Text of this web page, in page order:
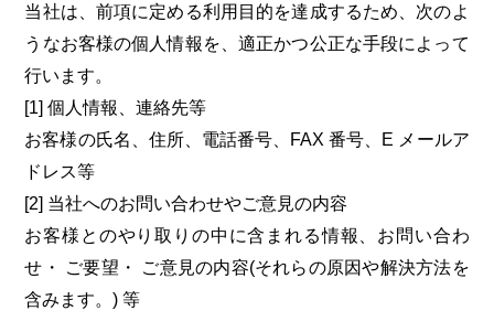
当社は、前項に定める利用目的を達成するため、次のよ
うなお客様の個人情報を、適正かつ公正な手段によって
行います。
[1] 個人情報、連絡先等
お客様の氏名、住所、電話番号、FAX 番号、E メールア
ドレス等
[2] 当社へのお問い合わせやご意見の内容
お客様とのやり取りの中に含まれる情報、お問い合わ
せ・ ご要望・ ご意見の内容(それらの原因や解決方法を
含みます。) 等